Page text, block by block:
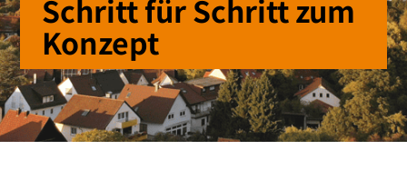
Schritt für Schritt zum
Konzept